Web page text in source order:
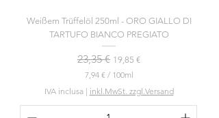
i
t
r
i
Weißem Trüffelöl 250ml - ORO GIALLO DI
TARTUFO BIANCO PREGIATO
Prezzo regolare
23,35 € Prezzo scontato
19,85 €
7,94 € / 100ml
,
9
IVA inclusa| inkl.MwSt. zzgl.Versand